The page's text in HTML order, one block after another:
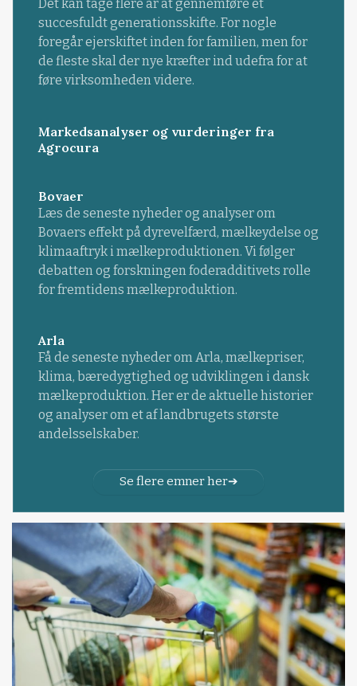
Det kan tage flere år at gennemføre et
succesfuldt generationsskifte. For nogle
foregår ejerskiftet inden for familien, men for
de fleste skal der nye kræfter ind udefra for at
føre virksomheden videre.
Markedsanalyser og vurderinger fra
Agrocura
Bovaer
Læs de seneste nyheder og analyser om
Bovaers effekt på dyrevelfærd, mælkeydelse og
klimaaftryk i mælkeproduktionen. Vi følger
debatten og forskningen foderadditivets rolle
for fremtidens mælkeproduktion.
Arla
Få de seneste nyheder om Arla, mælkepriser,
klima, bæredygtighed og udviklingen i dansk
mælkeproduktion. Her er de aktuelle historier
og analyser om et af landbrugets største
andelsselskaber.
Se flere emner her